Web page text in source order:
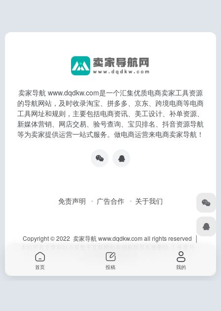
卖家导航 www.dqdkw.com是一个汇集优质电商卖家工具资源
的导航网站，及时收录淘宝、拼多多、京东、跨境电商等电商
工具网址和规则，主要包括电商资讯、美工设计、补单资源、
新媒体营销、网店交易、验号查询、宝贝排名、抖音资源导航
等为卖家提供运营一站式服务。做电商运营来电商卖家导航！
免责声明 广告合作 关于我们
Copyright © 2022 卖家导航 www.dqdkw.com all rights reserved │
沪ICP备15028150号
首页 投稿 我的